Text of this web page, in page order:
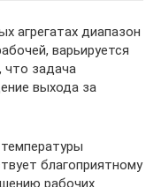
агрегатах диапазон
варьируется
что задача
выхода за
благоприятному
рабочих